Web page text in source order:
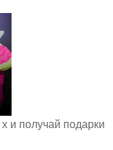
и получай подарки